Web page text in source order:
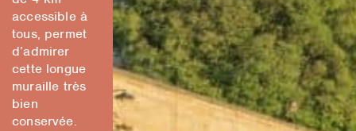
accessible à
tous, permet
d’admirer
cette longue
muraille très
bien
conservée.